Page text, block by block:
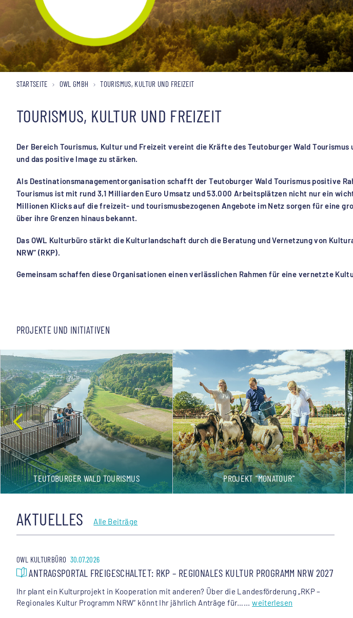
STARTSEITE OWL GMBH TOURISMUS, KULTUR UND FREIZEIT
TOURISMUS, KULTUR UND FREIZEIT
Der Bereich Tourismus, Kultur und Freizeit vereint die Kräfte des Teutoburger Wald
und das positive Image zu stärken.
Als Destinationsmanagementorganisation schafft der Teutoburger Wald Tourismus positive
Tourismus ist mit rund 3,1 Milliarden Euro Umsatz und 53.000 Arbeitsplätzen nicht nur ein
Millionen Klicks auf die freizeit- und tourismusbezogenen Angebote im Netz sorgen für eine
über ihre Grenzen hinaus bekannt.
Das OWL Kulturbüro stärkt die Kulturlandschaft durch die Beratung und Vernetzung von
NRW“ (RKP).
Gemeinsam schaffen diese Organisationen einen verlässlichen Rahmen für eine vernetzte
PROJEKTE UND INITIATIVEN
TEUTOBURGER WALD TOURISMUS PROJEKT "MONATOUR"
AKTUELLES Alle Beiträge
OWL KULTURBÜRO 30.07.2026
ANTRAGSPORTAL FREIGESCHALTET: RKP – REGIONALES KULTUR PROGRAMM NRW 2027
Ihr plant ein Kulturprojekt in Kooperation mit anderen? Über die Landesförderung „RKP –
Regionales Kultur Programm NRW“ könnt Ihr jährlich Anträge für…... weiterlesen